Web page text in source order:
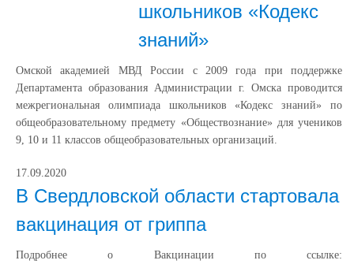
школьников «Кодекс
знаний»
Омской академией МВД России с 2009 года при поддержке
Департамента образования Администрации г. Омска проводится
межрегиональная олимпиада школьников «Кодекс знаний» по
общеобразовательному предмету «Обществознание» для учеников
9, 10 и 11 классов общеобразовательных организаций.
17.09.2020
В Свердловской области стартовала
вакцинация от гриппа
Подробнее о Вакцинации по ссылке: